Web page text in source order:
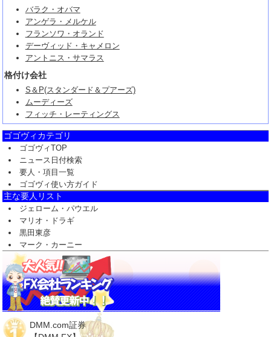
バラク・オバマ
アンゲラ・メルケル
フランソワ・オランド
デーヴィッド・キャメロン
アントニス・サマラス
格付け会社
S＆P(スタンダード＆プアーズ)
ムーディーズ
フィッチ・レーティングス
ゴゴヴィカテゴリ
ゴゴヴィTOP
ニュース日付検索
要人・項目一覧
ゴゴヴィ使い方ガイド
主な要人リスト
ジェローム・パウエル
マリオ・ドラギ
黒田東彦
マーク・カーニー
DMM.com証券